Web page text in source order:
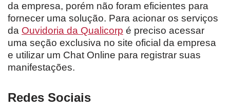
da empresa, porém não foram eficientes para
fornecer uma solução. Para acionar os serviços
da Ouvidoria da Qualicorp é preciso acessar
uma seção exclusiva no site oficial da empresa
e utilizar um Chat Online para registrar suas
manifestações.
Redes Sociais